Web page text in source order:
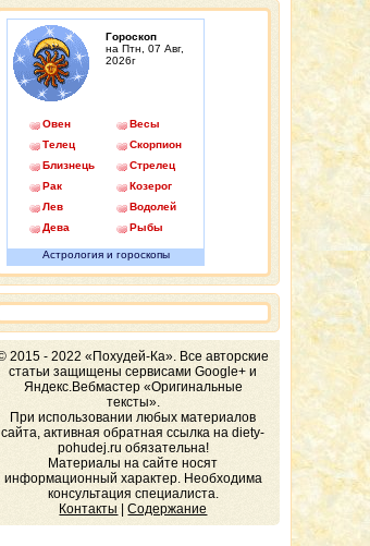
Гороскоп
на Птн, 07 Авг,
2026г
Овен
Телец
Близнецы
Рак
Лев
Дева
Весы
Скорпион
Стрелец
Козерог
Водолей
Рыбы
Астрология и гороскопы
2015 - 2022 «Похудей-Ка». Все авторские
статьи защищены сервисами Google+ и
Яндекс.Вебмастер «Оригинальные
тексты».
При использовании любых материалов
сайта, активная обратная ссылка на diety-
pohudej.ru обязательна!
Материалы на сайте носят
информационный характер. Необходима
консультация специалиста.
Контакты
|Содержание